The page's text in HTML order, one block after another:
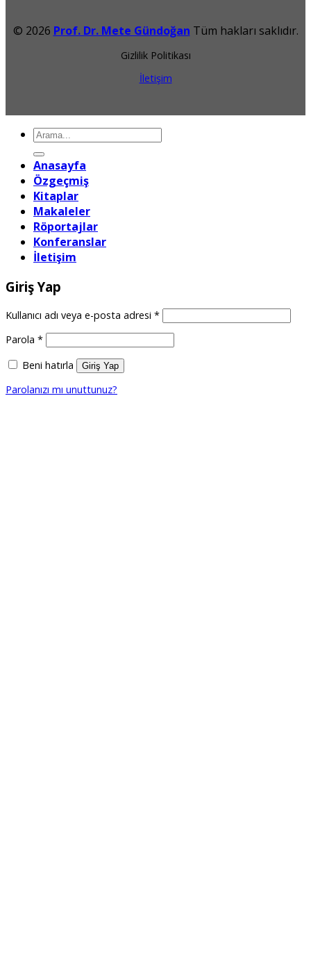
© 2026 Prof. Dr. Mete Gündoğan Tüm hakları saklıdır.
Gizlilik Politikası
İletişim
Ara:
Anasayfa
Özgeçmiş
Kitaplar
Makaleler
Röportajlar
Konferanslar
İletişim
Giriş Yap
Kullanıcı adı veya e-posta adresi *Gerekli
Parola *Gerekli
Beni hatırla
Giriş Yap
Parolanızı mı unuttunuz?